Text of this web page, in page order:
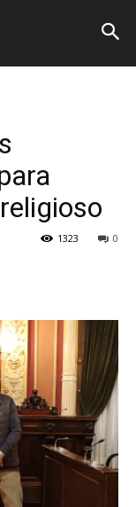
0
1323